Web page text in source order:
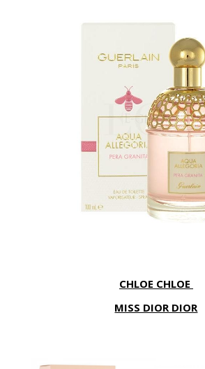
CHLOE CHLOE
MISS DIOR DIOR